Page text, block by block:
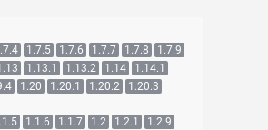
1.7.5 1.7.6 1.7.7 1.7.8
1.7.9
1.13.1 1.13.2 1.14
1.14.1
1.20 1.20.1 1.20.2
1.20.3
1.1.6 1.1.7 1.2 1.2.1
1.2.9